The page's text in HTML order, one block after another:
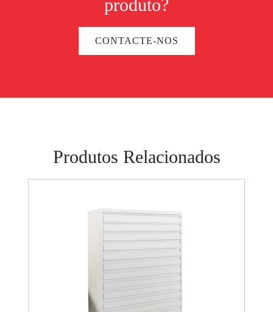
produto?
CONTACTE-NOS
Produtos Relacionados